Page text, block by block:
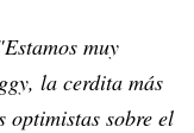
muy
la cerdita más
optimistas sobre el